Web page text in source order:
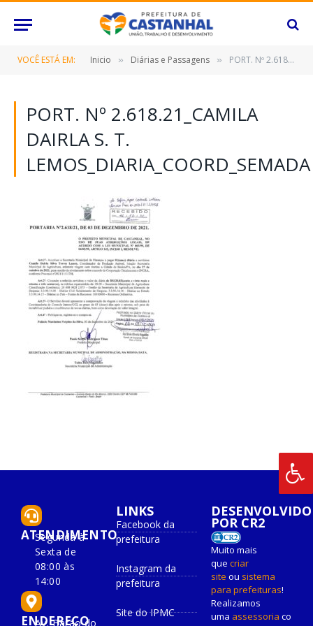
VOCÊ ESTÁ EM: Inicio » Diárias e Passagens » PORT. Nº 2.618.21_Camila Dairla S. T. Lemos_DIARIA_Coord_SEMADA
PORT. Nº 2.618.21_CAMILA
DAIRLA S. T.
LEMOS_DIARIA_COORD_SEMADA
ATENDIMENTO
Segunda à
Sexta de
08:00 às
14:00
ENDEREÇO
Av. Barão do
LINKS
Facebook da
prefeitura
Instagram da
prefeitura
Site do IPMC
DESENVOLVIDO
POR CR2
Muito mais
que criar
site ou sistema
para prefeituras!
Realizamos
uma assessoria co